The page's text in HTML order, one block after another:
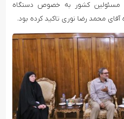
مسئولین کشور به خصوص دستگاه
آقای محمد رضا نوری تاکید کرده بود.